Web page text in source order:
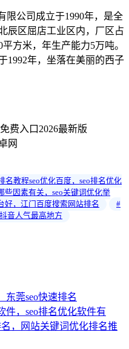
限公司成立于1990年，是全
辰区屈店工业区内，厂区占
方米，年生产能力5万吨。
1992年，坐落在美丽的西子
费入口2026最新版
网
名教程seo优化百度，seo排名优化
些因素有关，seo关键词优化举
好，江门百度搜索网站排名
#
音人气最高地方
东莞seo快速排名
件，seo排名优化软件有
，网站关键词优化排名推